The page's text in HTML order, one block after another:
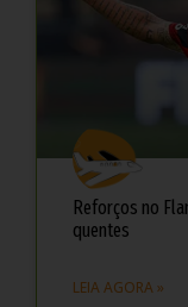
Reforços no
quentes
LEIA AGORA »